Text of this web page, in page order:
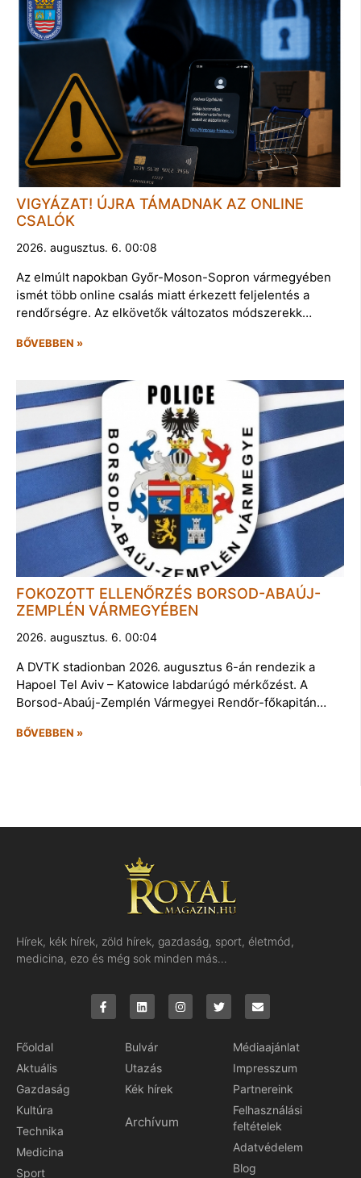
VIGYÁZAT! ÚJRA TÁMADNAK AZ ONLINE
CSALÓK
2026. augusztus. 6. 00:08
Az elmúlt napokban Győr-Moson-Sopron vármegyében
ismét több online csalás miatt érkezett feljelentés a
rendőrségre. Az elkövetők változatos módszerekk…
BŐVEBBEN »
FOKOZOTT ELLENŐRZÉS BORSOD-ABAÚJ-
ZEMPLÉN VÁRMEGYÉBEN
2026. augusztus. 6. 00:04
A DVTK stadionban 2026. augusztus 6-án rendezik a
Hapoel Tel Aviv – Katowice labdarúgó mérkőzést. A
Borsod-Abaúj-Zemplén Vármegyei Rendőr-főkapitán…
BŐVEBBEN »
Hírek, kék hírek, zöld hírek, gazdaság, sport, életmód,
medicina, ezo és még sok minden más…
Főoldal
Aktuális
Gazdaság
Kultúra
Technika
Medicina
Sport
Bulvár
Utazás
Kék hírek
Archívum
Médiaajánlat
Impresszum
Partnereink
Felhasználási
feltételek
Adatvédelem
Blog